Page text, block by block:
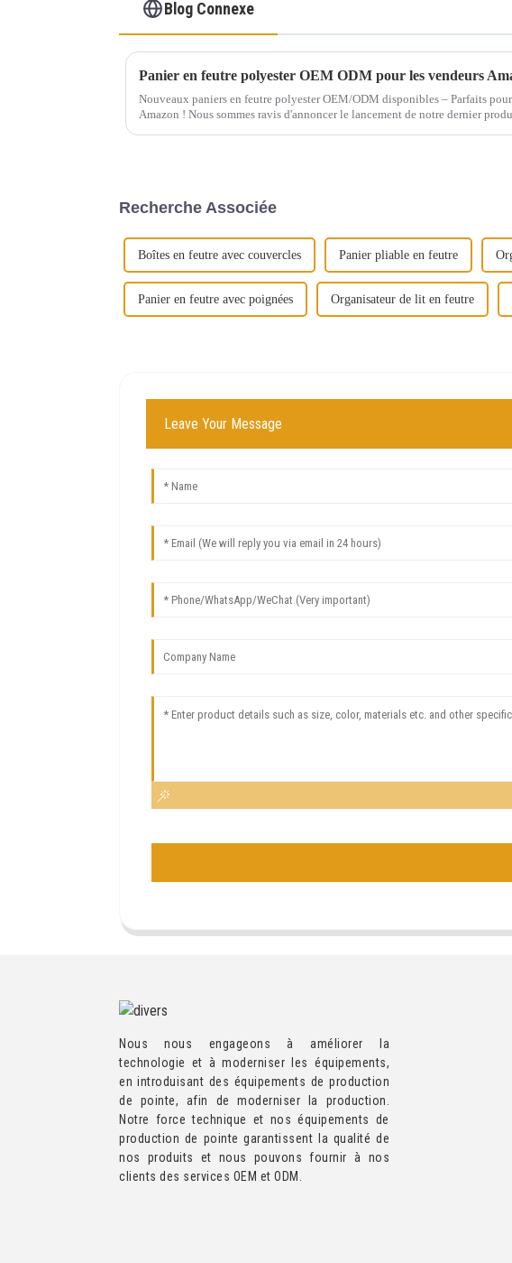
Blog Connexe
Panier en feutre polyester OEM ODM pour les vendeurs
Nouveaux paniers en feutre polyester OEM/ODM disponibles – Parfaits
Amazon ! Nous sommes ravis d'annoncer le lancement de notre dernier
Recherche Associée
Boîtes en feutre avec couvercles Panier pliable en feutre
Panier en feutre avec poignées Organisateur de lit en feutre
Leave Your Message
Nous nous engageons à améliorer la
technologie et à moderniser les équipements,
en introduisant des équipements de production
de pointe, afin de moderniser la production.
Notre force technique et nos équipements de
production de pointe garantissent la qualité de
nos produits et nous pouvons fournir à nos
clients des services OEM et ODM.